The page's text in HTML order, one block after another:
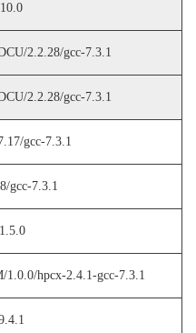
2.2.28/gcc-7.3.1
2.2.28/gcc-7.3.1
gcc-7.3.1
gcc-7.3.1
1.0.0/hpcx-2.4.1-gcc-7.3.1